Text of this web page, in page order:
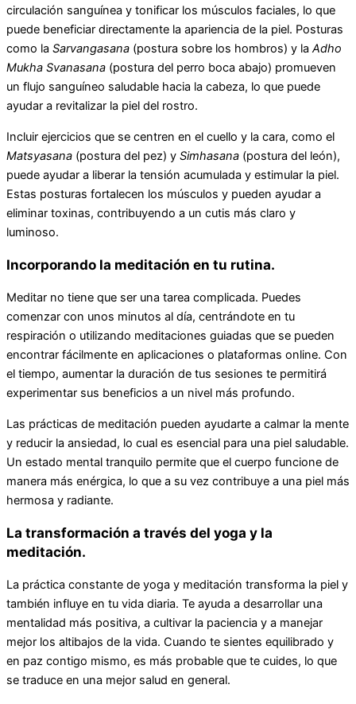
circulación sanguínea y tonificar los músculos faciales, lo que
puede beneficiar directamente la apariencia de la piel. Posturas
como la Sarvangasana (postura sobre los hombros) y la Adho
Mukha Svanasana (postura del perro boca abajo) promueven
un flujo sanguíneo saludable hacia la cabeza, lo que puede
ayudar a revitalizar la piel del rostro.
Incluir ejercicios que se centren en el cuello y la cara, como el
Matsyasana (postura del pez) y Simhasana (postura del león),
puede ayudar a liberar la tensión acumulada y estimular la piel.
Estas posturas fortalecen los músculos y pueden ayudar a
eliminar toxinas, contribuyendo a un cutis más claro y
luminoso.
Incorporando la meditación en tu rutina.
Meditar no tiene que ser una tarea complicada. Puedes
comenzar con unos minutos al día, centrándote en tu
respiración o utilizando meditaciones guiadas que se pueden
encontrar fácilmente en aplicaciones o plataformas online. Con
el tiempo, aumentar la duración de tus sesiones te permitirá
experimentar sus beneficios a un nivel más profundo.
Las prácticas de meditación pueden ayudarte a calmar la mente
y reducir la ansiedad, lo cual es esencial para una piel saludable.
Un estado mental tranquilo permite que el cuerpo funcione de
manera más enérgica, lo que a su vez contribuye a una piel más
hermosa y radiante.
La transformación a través del yoga y la
meditación.
La práctica constante de yoga y meditación transforma la piel y
también influye en tu vida diaria. Te ayuda a desarrollar una
mentalidad más positiva, a cultivar la paciencia y a manejar
mejor los altibajos de la vida. Cuando te sientes equilibrado y
en paz contigo mismo, es más probable que te cuides, lo que
se traduce en una mejor salud en general.